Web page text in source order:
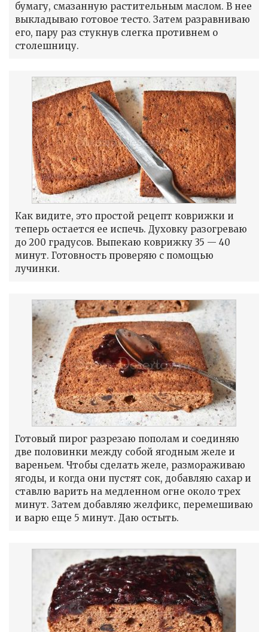
бумагу, смазанную растительным маслом. В нее
выкладываю готовое тесто. Затем разравниваю
его, пару раз стукнув слегка противнем о
столешницу.
Как видите, это простой рецепт коврижки и
теперь остается ее испечь. Духовку разогреваю
до 200 градусов. Выпекаю коврижку 35 — 40
минут. Готовность проверяю с помощью
лучинки.
Готовый пирог разрезаю пополам и соединяю
две половинки между собой ягодным желе и
вареньем. Чтобы сделать желе, размораживаю
ягоды, и когда они пустят сок, добавляю сахар и
ставлю варить на медленном огне около трех
минут. Затем добавляю желфикс, перемешиваю
и варю еще 5 минут. Даю остыть.